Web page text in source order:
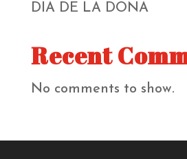
DIA DE LA DONA
Recent
No comments to show.